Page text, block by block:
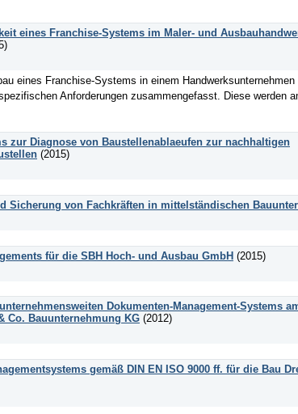
eines Franchise-Systems im Maler- und
eines Franchise-Systems in einem
Anforderungen zusammengefasst. Diese werden
zur Diagnose von Baustellenablaeufen zur nachhaltigen
(2015)
Sicherung von Fachkräften in mittelständischen
für die SBH Hoch- und Ausbau GmbH (2015)
Dokumenten-Management-Systems
Co. Bauunternehmung KG (2012)
gemäß DIN EN ISO 9000 ff. für die Bau